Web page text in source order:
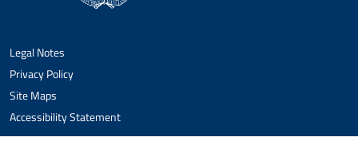
Legal Notes
Privacy Policy
Site Maps
Accessibility Statement